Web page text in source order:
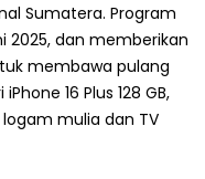
Sumatera. Program
2025, dan memberikan
membawa pulang
16 Plus 128 GB,
mulia dan TV